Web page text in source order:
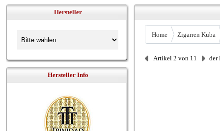
Hersteller
Hersteller Info
Home Zigarren Kuba
Artikel 2 von 11 der